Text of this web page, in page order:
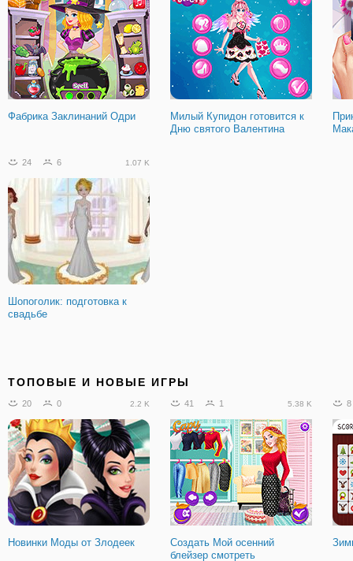
Фабрика Заклинаний Одри
Милый Купидон готовится к
Дню святого Валентина
24 6 1.07 K
Шопоголик: подготовка к
свадьбе
ТОПОВЫЕ И НОВЫЕ ИГРЫ
20 0 2.2 K
Новинки Моды от Злодеек
41 1 5.38 K
Создать Мой осенний
блейзер смотреть
8